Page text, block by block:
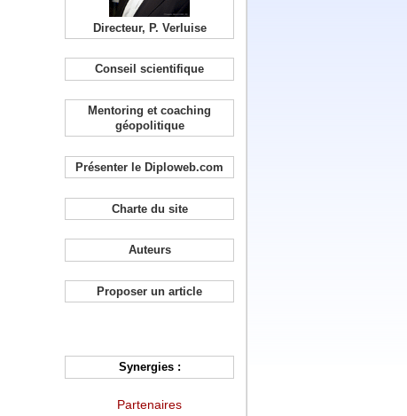
Directeur, P. Verluise
Conseil scientifique
Mentoring et coaching
géopolitique
Présenter le Diploweb.com
Charte du site
Auteurs
Proposer un article
Synergies :
Partenaires